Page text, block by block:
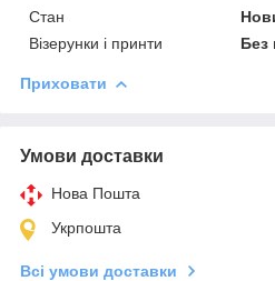
Стан
Візерунки і принти
Без
Приховати
Умови доставки
Нова Пошта
Укрпошта
Всі умови доставки